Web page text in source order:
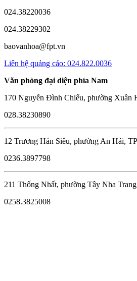
024.38220036
024.38229302
baovanhoa@fpt.vn
Liên hệ quảng cáo: 024.822.0036
Văn phòng đại diện phía Nam
170 Nguyễn Đình Chiểu, phường Xuân
028.38230890
12 Trương Hán Siêu, phường An Hải,
0236.3897798
211 Thống Nhất, phường Tây Nha
0258.3825008